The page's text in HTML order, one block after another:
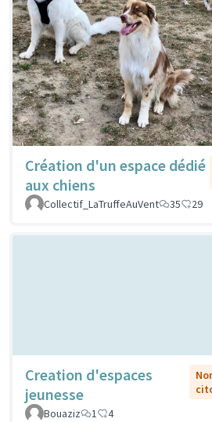
Création d'un espace dédié
aux chiens
Collectif_LaTruffeAuVent
35 29
Creation d'espaces
jeunesse
Bouaziz
1 4